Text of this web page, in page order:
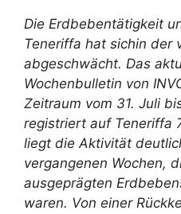
Die Erdbebentätigkeit
Teneriffa hat sichin der
abgeschwächt. Das
Wochenbulletin von
Zeitraum vom 31. Juli
registriert auf Teneriffa
liegt die Aktivität
vergangenen Wochen,
ausgeprägten
waren. Von einer